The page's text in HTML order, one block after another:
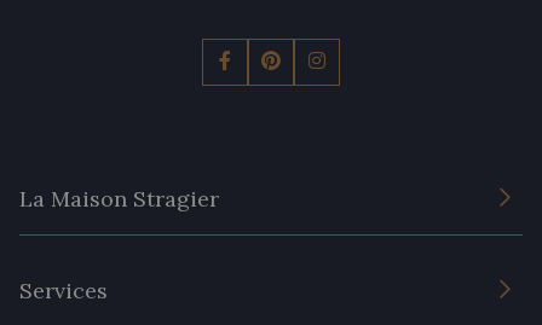
La Maison Stragier
Services